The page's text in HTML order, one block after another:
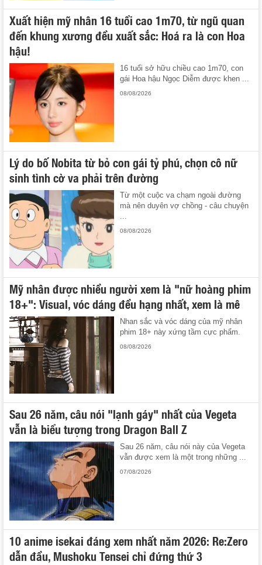
Xuất hiện mỹ nhân 16 tuổi cao 1m70, từ ngũ quan
đến khung xương đều xuất sắc: Hoá ra là con Hoa
hậu!
16 tuổi sở hữu chiều cao 1m70, con
gái Hoa hậu Ngọc Diễm được khen ...
08/08/2026
Lý do bố Nobita từ bỏ con gái tỷ phú, chọn cô nữ
sinh tình cờ va phải trên đường
Từ một cuộc va chạm ngoài đường
mà nên duyên vợ chồng - câu chuyện
08/08/2026
Mỹ nhân được nhiều người xem là "nữ hoàng phim
18+": Visual, vóc dáng đều hạng nhất, xem là mê
Nhan sắc và vóc dáng của mỹ nhân
phim 18+ này xứng tầm cực phẩm.
08/08/2026
Sau 26 năm, câu nói "lạnh gáy" nhất của Vegeta
vẫn là biểu tượng trong Dragon Ball Z
Sau 26 năm, câu nói này của Vegeta
vẫn được xem là một trong những ...
07/08/2026
10 anime isekai đáng xem nhất năm 2026: Re:Zero
dẫn đầu, Mushoku Tensei chỉ đứng thứ 3